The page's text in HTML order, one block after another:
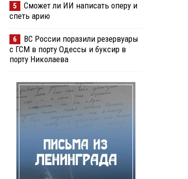
5
Сможет ли ИИ написать оперу и
спеть арию
6
ВС России поразили резервуары
с ГСМ в порту Одессы и буксир в
порту Николаева